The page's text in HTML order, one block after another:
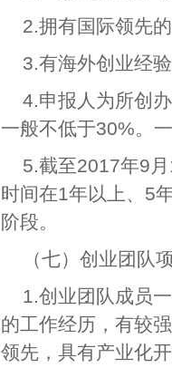
2.拥有国际领先
3.有海外创业经
4.申报人为所创
一般不低于30%。
5.截至2017年9
时间在1年以上、5
阶段。
（七）创业团队
1.创业团队成员
的工作经历，有较
领先，具有产业化